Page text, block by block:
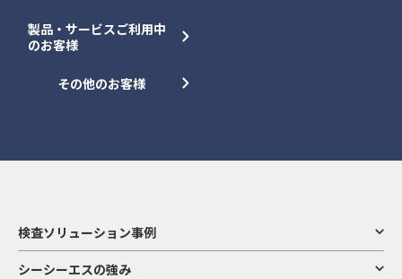
製品・サービスご利用中
のお客様
その他のお客様
検査ソリューション事例
シーシーエスの強み